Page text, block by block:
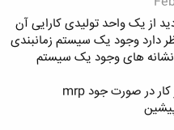
از یک واحد تولیدی کارایی آن
دارد وجود یک سیستم زمانبندی
نشانه های وجود یک سیستم